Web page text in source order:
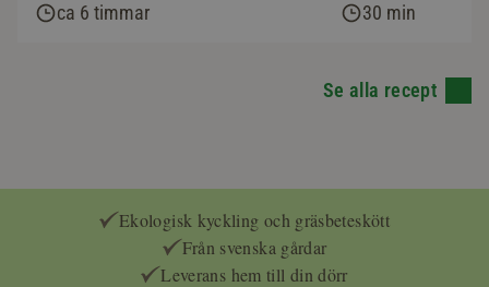
ca 6 timmar 30 min
Se alla recept
Ekologisk kyckling och gräsbeteskött
Från svenska gårdar
Leverans hem till din dörr